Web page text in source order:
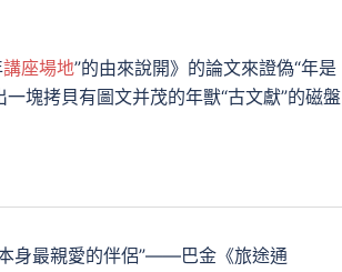
講座場地”的由來說開》的論文來證偽“年是
塊拷貝有圖文并茂的年獸“古文獻”的磁盤
身最親愛的伴侶”——巴金《旅途通